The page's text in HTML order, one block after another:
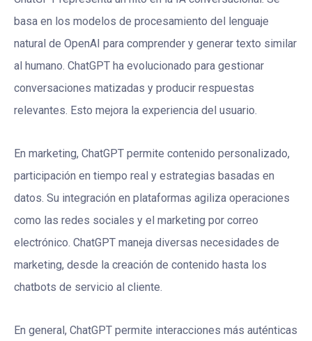
basa en los modelos de procesamiento del lenguaje
natural de OpenAI para comprender y generar texto similar
al humano. ChatGPT ha evolucionado para gestionar
conversaciones matizadas y producir respuestas
relevantes. Esto mejora la experiencia del usuario.
En marketing, ChatGPT permite contenido personalizado,
participación en tiempo real y estrategias basadas en
datos. Su integración en plataformas agiliza operaciones
como las redes sociales y el marketing por correo
electrónico. ChatGPT maneja diversas necesidades de
marketing, desde la creación de contenido hasta los
chatbots de servicio al cliente.
En general, ChatGPT permite interacciones más auténticas